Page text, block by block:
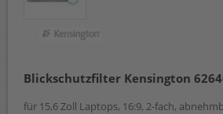
Blickschutzfilter Kensington
für 15,6 Zoll Laptops, 16:9, 2-fach,